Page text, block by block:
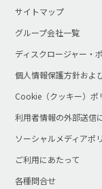
サイトマップ
グループ会社一覧
ディスクロージャー・
個人情報保護方針およ
Cookie（クッキー）ポ
利用者情報の外部送信
ソーシャルメディアポ
ご利用にあたって
各種問合せ